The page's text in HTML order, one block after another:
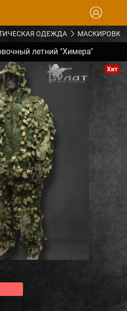
ОДЕЖДА МАСКИРОВКА
летний "Химера"
Хит